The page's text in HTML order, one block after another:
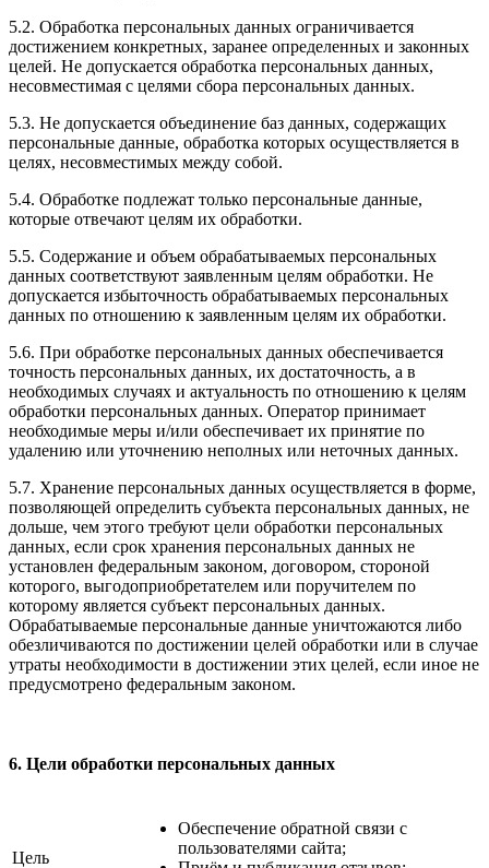
5.2. Обработка персональных данных ограничивается
достижением конкретных, заранее определенных и законных
целей. Не допускается обработка персональных данных,
несовместимая с целями сбора персональных данных.
5.3. Не допускается объединение баз данных, содержащих
персональные данные, обработка которых осуществляется в
целях, несовместимых между собой.
5.4. Обработке подлежат только персональные данные,
которые отвечают целям их обработки.
5.5. Содержание и объем обрабатываемых персональных
данных соответствуют заявленным целям обработки. Не
допускается избыточность обрабатываемых персональных
данных по отношению к заявленным целям их обработки.
5.6. При обработке персональных данных обеспечивается
точность персональных данных, их достаточность, а в
необходимых случаях и актуальность по отношению к целям
обработки персональных данных. Оператор принимает
необходимые меры и/или обеспечивает их принятие по
удалению или уточнению неполных или неточных данных.
5.7. Хранение персональных данных осуществляется в форме,
позволяющей определить субъекта персональных данных, не
дольше, чем этого требуют цели обработки персональных
данных, если срок хранения персональных данных не
установлен федеральным законом, договором, стороной
которого, выгодоприобретателем или поручителем по
которому является субъект персональных данных.
Обрабатываемые персональные данные уничтожаются либо
обезличиваются по достижении целей обработки или в случае
утраты необходимости в достижении этих целей, если иное не
предусмотрено федеральным законом.
6. Цели обработки персональных данных
Цель
Обеспечение обратной связи с
пользователями сайта;